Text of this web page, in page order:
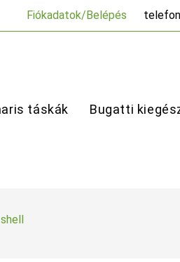
Fiókadatok/Belépés
táskák Bugatti